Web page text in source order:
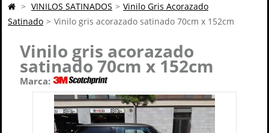
> VINILOS SATINADOS > Vinilo Gris Acorazado
Satinado > Vinilo gris acorazado satinado 70cm x 152cm
Vinilo gris acorazado
satinado 70cm x 152cm
Marca: